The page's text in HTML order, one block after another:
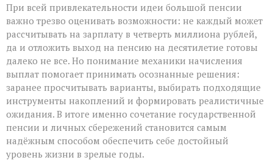
При всей привлекательности идеи большой пенсии
важно трезво оценивать возможности: не каждый может
рассчитывать на зарплату в четверть миллиона рублей,
да и отложить выход на пенсию на десятилетие готовы
далеко не все. Но понимание механики начисления
выплат помогает принимать осознанные решения:
заранее просчитывать варианты, выбирать подходящие
инструменты накоплений и формировать реалистичные
ожидания. В итоге именно сочетание государственной
пенсии и личных сбережений становится самым
надёжным способом обеспечить себе достойный
уровень жизни в зрелые годы.